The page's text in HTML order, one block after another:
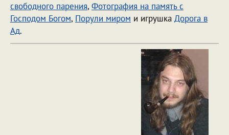
свободного парения, Фотография на память с
Господом Богом, Порули миром и игрушка Дорога в
Ад.